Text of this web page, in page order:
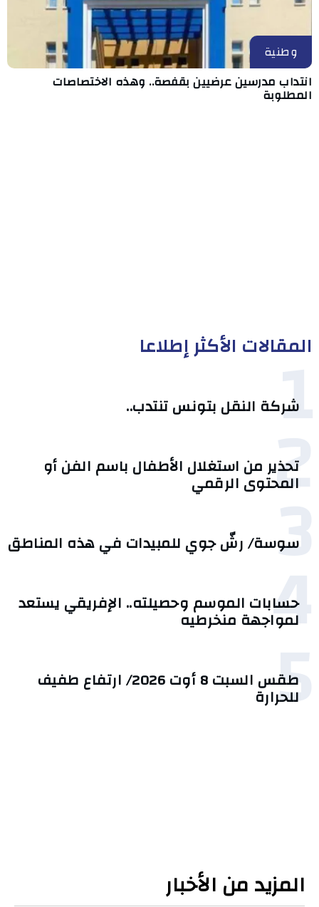
وطنية
انتداب مدرسين عرضيين بقفصة.. وهذه الاختصاصات
المطلوبة
المقالات الأكثر إطلاعا
1
شركة النقل بتونس تنتدب..
2
تحذير من استغلال الأطفال باسم الفن أو
المحتوى الرقمي
3
سوسة/ رشّ جوي للمبيدات في هذه المناطق
4
حسابات الموسم وحصيلته.. الإفريقي يستعد
لمواجهة منخرطيه
5 طقس السبت 8 أوت 2026/ ارتفاع طفيف
للحرارة
المزيد من الأخبار